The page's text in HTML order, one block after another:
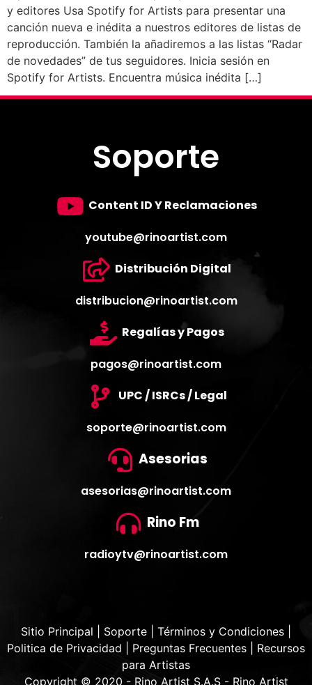
y editores Usa Spotify for Artists para presentar una
canción nueva e inédita a nuestros editores de listas de
reproducción. También la añadiremos a las listas “Radar
de novedades” de tus seguidores. Inicia sesión en
Spotify for Artists. Encuentra música inédita […]
Soporte
Content ID Y Reclamaciones
youtube@rinoartist.com
Distribución Digital
distribucion@rinoartist.com
Regalías y Pagos
pagos@rinoartist.com
UPC / ISRCs / Legal
soporte@rinoartist.com
Asesorias
asesorias@rinoartist.com
Rino Fm
radioytv@rinoartist.com
Sitio Principal Soporte Términos y Condiciones
Politica de Privacidad
Preguntas Frecuentes
Recursos
para Artistas
Copyright © 2020 - Rino Artist S.A.S - Rino Artist